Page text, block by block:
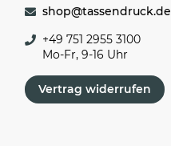
shop@tassendruck.de
+49 751 2955 3100
Mo-Fr, 9-16 Uhr
Vertrag widerrufen